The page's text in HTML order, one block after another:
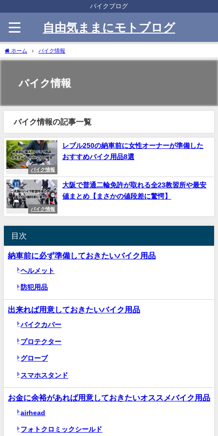
バイクブログ
自由気ままにモトブログ
ホーム バイク情報
バイク情報
バイク情報の記事一覧
バイク情報
レブル250の納車前に女性オーナーが準備した
おすすめバイク用品8選
バイク情報
大阪で普通二輪免許が取れる全23教習所や最安
値まとめ【まさかの値段差に驚愕】
目次
納車前に必ず準備しておきたいバイク用品
ヘルメット
防犯用品
出来れば用意しておきたいバイク用品
バイクカバー
プロテクター
グローブ
スマホスタンド
お金に余裕があれば用意しておきたいオススメバイク用品
airhead
フォトクロミックシールド